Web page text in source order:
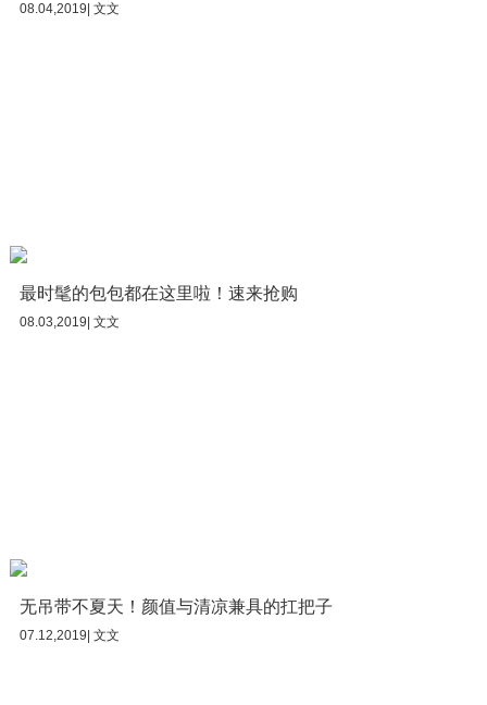
08.04,2019| 文文
最时髦的包包都在这里啦！速来抢购
08.03,2019| 文文
无吊带不夏天！颜值与清凉兼具的扛把子
07.12,2019| 文文